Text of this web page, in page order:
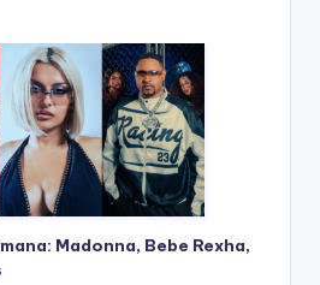
Madonna, Bebe Rexha,